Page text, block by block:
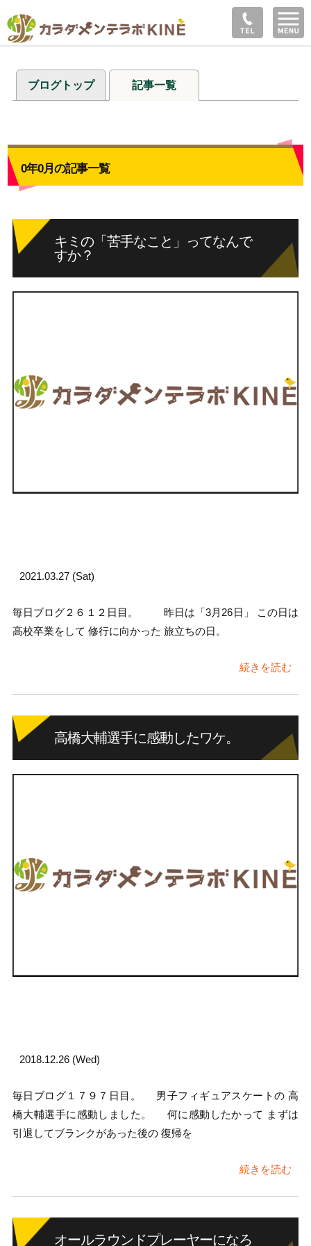
ブログトップ 記事一覧
0年0月の記事一覧
キミの「苦手なこと」ってなんで
すか？
2021.03.27 (Sat)
毎日ブログ２６１２日目。 昨日は「3月26日」 この日は
高校卒業をして 修行に向かった 旅立ちの日。
続きを読む
高橋大輔選手に感動したワケ。
2018.12.26 (Wed)
毎日ブログ１７９７日目。 男子フィギュアスケートの 高
橋大輔選手に感動しました。 何に感動したかって まずは
引退してブランクがあった後の 復帰を
続きを読む
オールラウンドプレーヤーになろ